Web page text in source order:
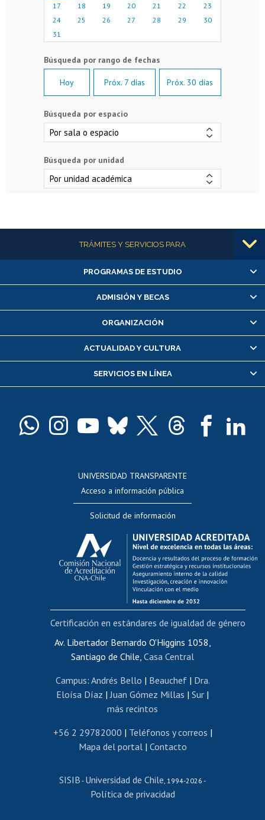
17
18 19 20 21 22
23
24
25 26 27 28 29
30
31
Hoy Próx. 7 días Próx. 30 días
Búsqueda por espacio
Búsqueda por unidad
Más informaciónTRÁMITES Y SERVICIOS PARA
Alumnas/os y exalumnas/os
Matrícula en línea
Inscripción y cambio de asignaturas
Consulta y certificado de notas
Servicio médico y dental
Pago de arancel y crédito alumnos
Docentes
Perfeccionamiento
Editar Portafolio Académico
Evaluación docente
Calificación académica
Postulación al AUCAI
Funcionarias/os
Cursos internos de capacitación
Bienestar del personal
Portal de movilidad interna
Certificado de renta
Certificado de renta honorarios
Editar páginas blancas
Extranjeras/os
Revalidación y reconocimiento de títulos
Postulación al Programa de Movilidad Estudiantil
Cursos de español
PROGRAMAS DE ESTUDIO
ADMISIÓN Y BECAS
ORGANIZACIÓN
ACTUALIDAD Y CULTURA
SERVICIOS EN LÍNEA
UNIVERSIDAD TRANSPARENTE
Acceso a información pública
Solicitud de información
Av. Libertador Bernardo O'Higgins 1058,
Santiago de Chile, Casa Central
Campus: Andrés Bello | Beauchef| Dra.
Eloísa Díaz | Juan Gómez Millas | Sur |
más recintos
+56 2 29782000 | Teléfonos y correos |
Mapa del portal| Contacto
SISIB - Universidad de Chile , 1994-2026 -
Política de privacidad
Certificación en estándares de igualdad de género